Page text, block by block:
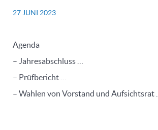
27 JUNI 2023
Agenda
– Jahresabschluss …
– Prüfbericht …
– Wahlen von Vorstand und Aufsichtsrat …